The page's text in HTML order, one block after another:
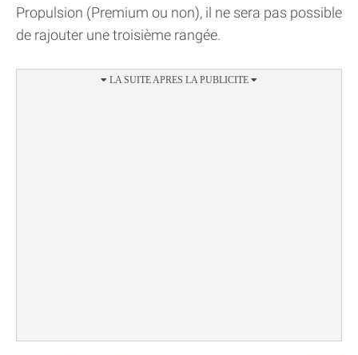
Propulsion (Premium ou non), il ne sera pas possible
de rajouter une troisième rangée.